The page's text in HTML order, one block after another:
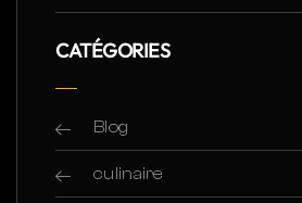
CATÉGORIES
Blog
culinaire